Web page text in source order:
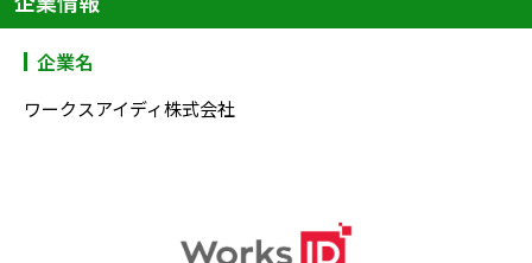
企業名
ワークスアイディ株式会社